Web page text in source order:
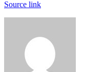
Source link